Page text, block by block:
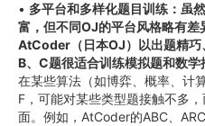
• 多平台和多样化题目训练：虽
富，但不同OJ的平台风格略有
AtCoder（日本OJ）以出题精
B、C题很适合训练模拟题和数学
在某些算法（如博弈、概率、计
F，可能对某些类型题接触不多
面。例如，AtCoder的ABC、